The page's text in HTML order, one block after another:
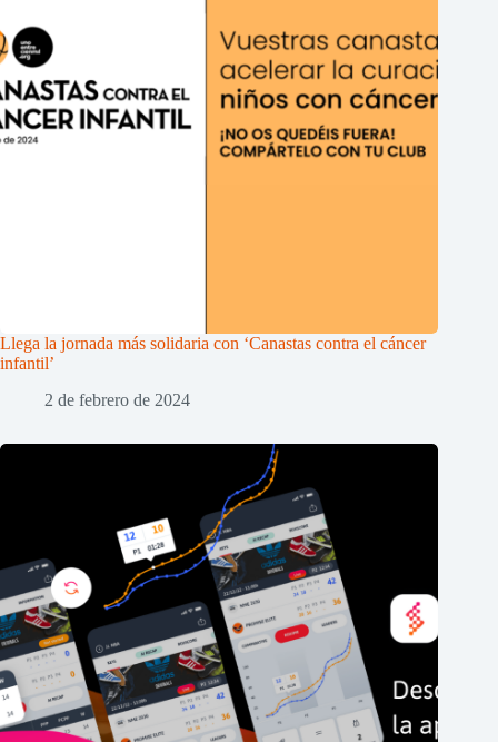
Llega la jornada más solidaria con ‘Canastas contra el cáncer
infantil’
2 de febrero de 2024